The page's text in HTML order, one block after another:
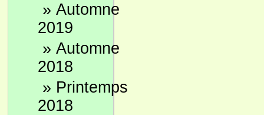
» Automne
2019
» Automne
2018
» Printemps
2018